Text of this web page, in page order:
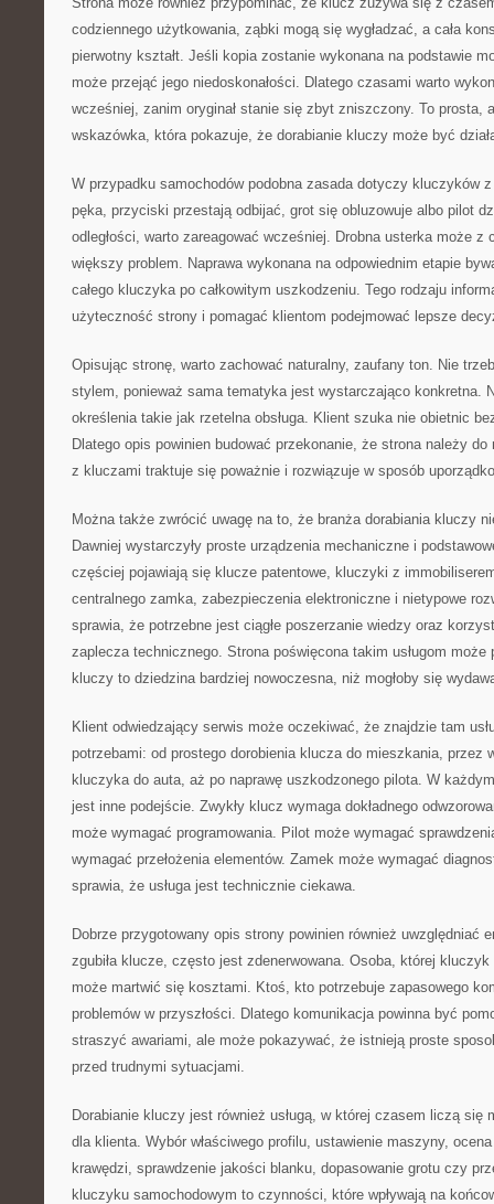
codziennego użytkowania, ząbki mogą się wygładzać, a cała
pierwotny kształt. Jeśli kopia zostanie wykonana na podstawie
może przejąć jego niedoskonałości. Dlatego czasami warto
wcześniej, zanim oryginał stanie się zbyt zniszczony. To prosta,
wskazówka, która pokazuje, że dorabianie kluczy może być
W przypadku samochodów podobna zasada dotyczy kluczyków
pęka, przyciski przestają odbijać, grot się obluzowuje albo pilot
odległości, warto zareagować wcześniej. Drobna usterka może z
większy problem. Naprawa wykonana na odpowiednim etapie
całego kluczyka po całkowitym uszkodzeniu. Tego rodzaju
użyteczność strony i pomagać klientom podejmować lepsze
Opisując stronę, warto zachować naturalny, zaufany ton. Nie
stylem, ponieważ sama tematyka jest wystarczająco konkretna.
określenia takie jak rzetelna obsługa. Klient szuka nie obietnic
Dlatego opis powinien budować przekonanie, że strona należy
z kluczami traktuje się poważnie i rozwiązuje w sposób
Można także zwrócić uwagę na to, że branża dorabiania kluczy
Dawniej wystarczyły proste urządzenia mechaniczne i
częściej pojawiają się klucze patentowe, kluczyki z
centralnego zamka, zabezpieczenia elektroniczne i nietypowe
sprawia, że potrzebne jest ciągłe poszerzanie wiedzy oraz
zaplecza technicznego. Strona poświęcona takim usługom może
kluczy to dziedzina bardziej nowoczesna, niż mogłoby się
Klient odwiedzający serwis może oczekiwać, że znajdzie tam
potrzebami: od prostego dorobienia klucza do mieszkania, przez
kluczyka do auta, aż po naprawę uszkodzonego pilota. W
jest inne podejście. Zwykły klucz wymaga dokładnego
może wymagać programowania. Pilot może wymagać
wymagać przełożenia elementów. Zamek może wymagać
sprawia, że usługa jest technicznie ciekawa.
Dobrze przygotowany opis strony powinien również uwzględniać
zgubiła klucze, często jest zdenerwowana. Osoba, której kluczyk
może martwić się kosztami. Ktoś, kto potrzebuje zapasowego
problemów w przyszłości. Dlatego komunikacja powinna być
straszyć awariami, ale może pokazywać, że istnieją proste
przed trudnymi sytuacjami.
Dorabianie kluczy jest również usługą, w której czasem liczą się
dla klienta. Wybór właściwego profilu, ustawienie maszyny,
krawędzi, sprawdzenie jakości blanku, dopasowanie grotu czy
kluczyku samochodowym to czynności, które wpływają na